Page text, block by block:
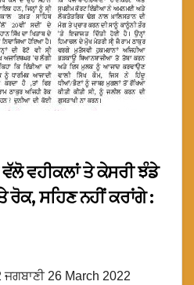
ਵਹੀਕਲਾਂ ਤੇ ਕੇਸਰੀ ਝੰਡੇ
ਰੋਕ, ਸਹਿਣ ਨਹੀਂ ਕਰਾਂਗੇ :
26 March 2022